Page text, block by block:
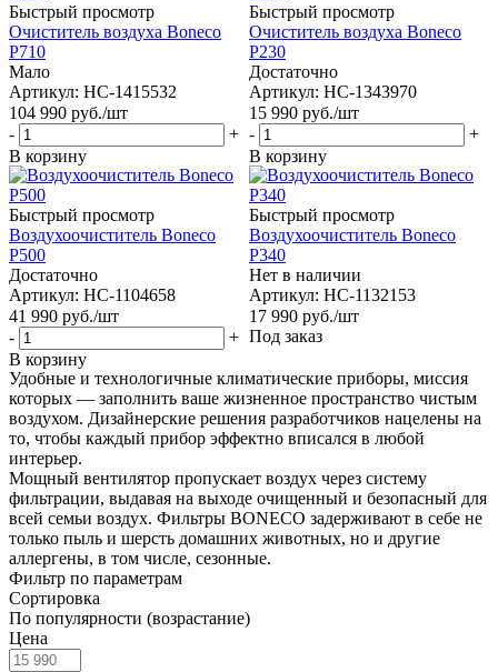
Быстрый просмотр
Очиститель воздуха Boneco
P710
Мало
Артикул: НС-1415532
104 990 руб./шт
-
+
В корзину
Быстрый просмотр
Очиститель воздуха Boneco
P230
Достаточно
Артикул: НС-1343970
15 990 руб./шт
-
+
В корзину
Быстрый просмотр
Воздухоочиститель Boneco
P500
Достаточно
Артикул: НС-1104658
41 990 руб./шт
-
+
В корзину
Быстрый просмотр
Воздухоочиститель Boneco
P340
Нет в наличии
Артикул: НС-1132153
17 990 руб./шт
Под заказ
Удобные и технологичные климатические приборы, миссия
которых — заполнить ваше жизненное пространство чистым
воздухом. Дизайнерские решения разработчиков нацелены на
то, чтобы каждый прибор эффектно вписался в любой
интерьер.
Мощный вентилятор пропускает воздух через систему
фильтрации, выдавая на выходе очищенный и безопасный для
всей семьи воздух. Фильтры BONECO задерживают в себе не
только пыль и шерсть домашних животных, но и другие
аллергены, в том числе, сезонные.
Фильтр по параметрам
Сортировка
По популярности (возрастание)
Цена